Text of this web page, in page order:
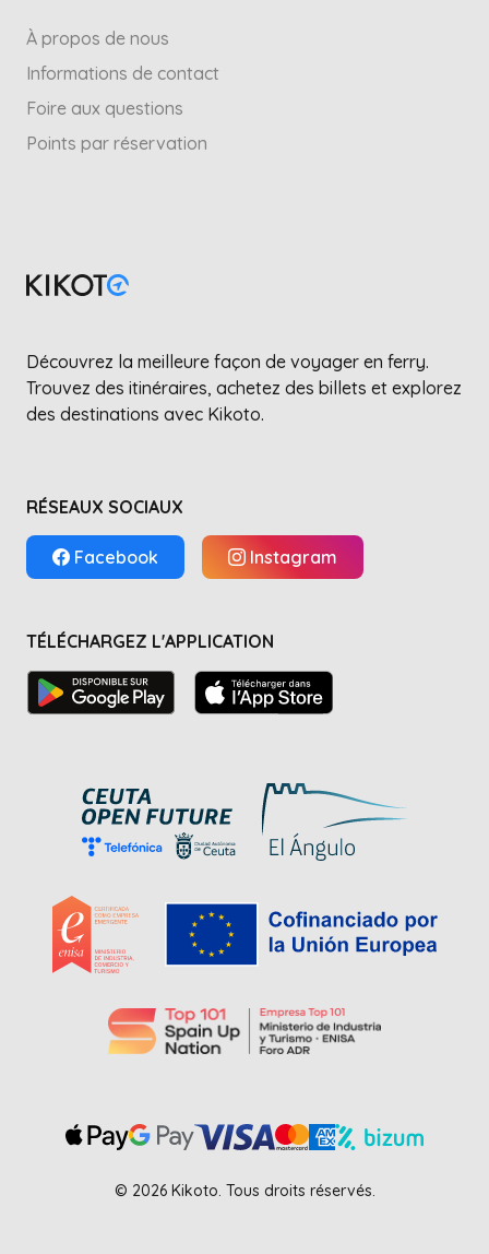
À propos de nous
Informations de contact
Foire aux questions
Points par réservation
Découvrez la meilleure façon de voyager en ferry.
Trouvez des itinéraires, achetez des billets et explorez
des destinations avec Kikoto.
RÉSEAUX SOCIAUX
Facebook Instagram
TÉLÉCHARGEZ L'APPLICATION
© 2026 Kikoto. Tous droits réservés.